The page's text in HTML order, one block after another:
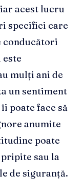
acest lucru
specifici care
conducători
mulți ani de
un sentiment
poate face să
anumite
poate
sau la
de siguranță.